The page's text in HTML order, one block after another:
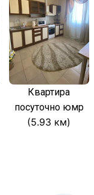
Квартира
посуточно юмр
(5.93 км)